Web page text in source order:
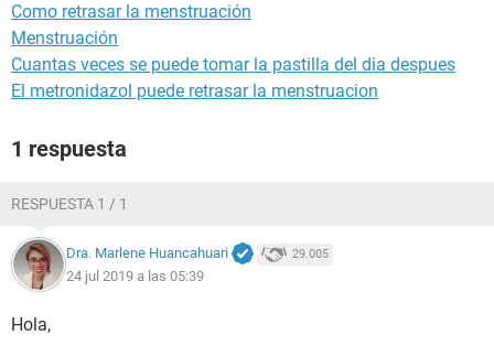
Como retrasar la menstruación
Menstruación
Cuantas veces se puede tomar la pastilla del dia despues
El metronidazol puede retrasar la menstruacion
1 respuesta
RESPUESTA 1 / 1
Dra. Marlene Huancahuari 29.005
24 jul 2019 a las 05:39
Hola,